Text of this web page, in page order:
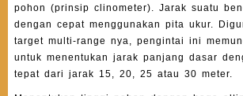
pohon (prinsip clinometer). Jarak suatu
dengan cepat menggunakan pita ukur.
target multi-range nya, pengintai ini
untuk menentukan jarak panjang dasar
tepat dari jarak 15, 20, 25 atau 30 meter.